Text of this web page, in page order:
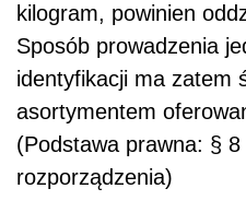
kilogram, powinien
Sposób prowadzenia
identyfikacji ma zatem
asortymentem
(Podstawa prawna: §
rozporządzenia)